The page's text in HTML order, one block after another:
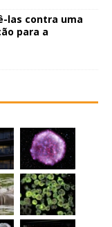
las contra uma
para a